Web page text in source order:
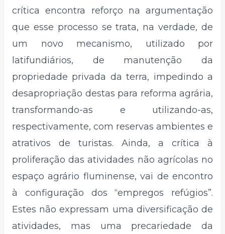
crítica encontra reforço na argumentação
que esse processo se trata, na verdade, de
um novo mecanismo, utilizado por
latifundiários, de manutenção da
propriedade privada da terra, impedindo a
desapropriação destas para reforma agrária,
transformando-as e utilizando-as,
respectivamente, com reservas ambientes e
atrativos de turistas. Ainda, a crítica à
proliferação das atividades não agrícolas no
espaço agrário fluminense, vai de encontro
à configuração dos “empregos refúgios”.
Estes não expressam uma diversificação de
atividades, mas uma precariedade da